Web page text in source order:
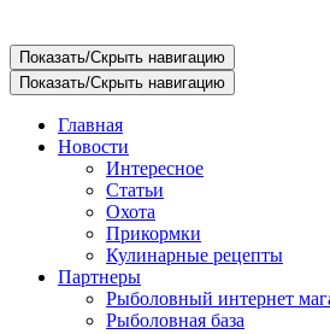
Показать/Скрыть навигацию
Показать/Скрыть навигацию
Главная
Новости
Интересное
Статьи
Охота
Прикормки
Кулинарные рецепты
Партнеры
Рыболовный интернет
Рыболовная база